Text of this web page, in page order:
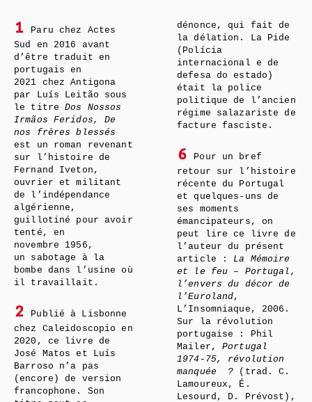
1
Paru chez Actes
Sud en 2016 avant
d’être traduit en
portugais en
2021 chez Antigona
par Luís Leitão sous
le titreDos Nossos
Irmãos Feridos, De
nos frères blessés
est un roman revenant
sur l’histoire de
Fernand Iveton,
ouvrier et militant
de l’indépendance
algérienne,
guillotiné pour avoir
tenté, en
novembre 1956,
un sabotage à la
bombe dans l’usine où
il travaillait.
2
Publié à Lisbonne
chez Caleidoscopio en
2020, ce livre de
José Matos et Luís
Barroso n’a pas
(encore) de version
francophone. Son
dénonce, qui fait de
la délation. La Pide
(Polícia
internacional e de
defesa do estado)
était la police
politique de l’ancien
régime salazariste de
facture fasciste.
6
Pour un bref
retour sur l’histoire
récente du Portugal
et quelques-uns de
ses moments
émancipateurs, on
peut lire ce livre de
l’auteur du présent
article : La Mémoire
et le feu – Portugal,
l’envers du décor de
l’Euroland,
L’Insomniaque, 2006.
Sur la révolution
portugaise : Phil
Mailer,Portugal
1974-75, révolution
manquée
? (trad. C.
Lamoureux, É.
Lesourd, D. Prévost),